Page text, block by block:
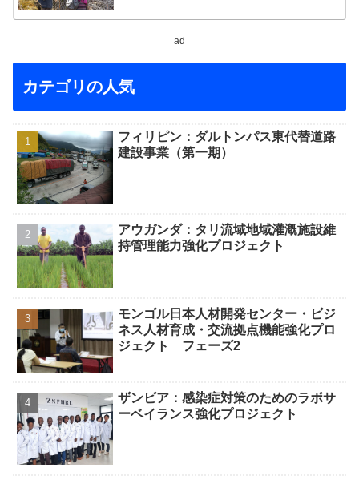
ad
カテゴリの人気
フィリピン：ダルトンパス東代替道路
建設事業（第一期）
アウガンダ：タリ流域地域灌漑施設維
持管理能力強化プロジェクト
モンゴル日本人材開発センター・ビジ
ネス人材育成・交流拠点機能強化プロ
ジェクト フェーズ2
ザンビア：感染症対策のためのラボサ
ーベイランス強化プロジェクト